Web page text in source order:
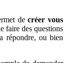
decréer vous
faire des questions
répondre, ou bien